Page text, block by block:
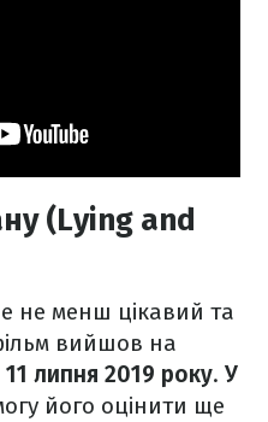
(Lying and
не менш цікавий та
вийшов на
11 липня 2019 року. У
його оцінити ще